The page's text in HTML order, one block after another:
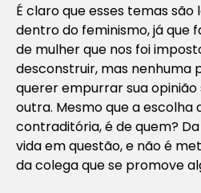
É claro que esses temas
dentro do feminismo, já que
de mulher que nos foi
desconstruir, mas nenhuma
querer empurrar sua
outra. Mesmo que a escolha
contraditória, é de quem?
vida em questão, e não é
da colega que se promove